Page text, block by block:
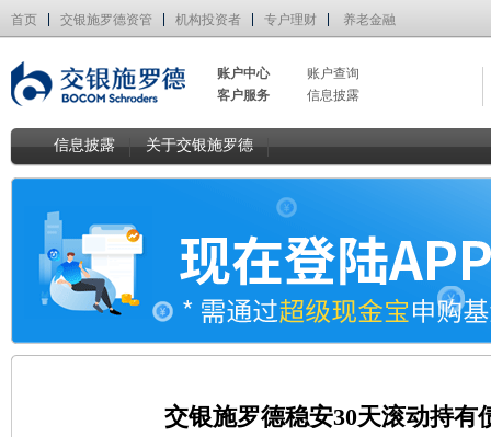
首页 交银施罗德资管 机构投资者 专户理财 养老金融
账户中心
账户查询
客户服务
信息披露
信息披露 关于交银施罗德
交银施罗德稳安30天滚动持有